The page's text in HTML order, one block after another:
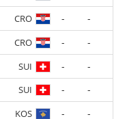
FRA - -
FRA
FRA - -